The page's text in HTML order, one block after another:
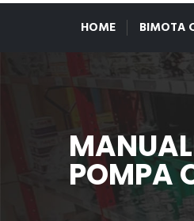
HOME BIMOTA
POMPA